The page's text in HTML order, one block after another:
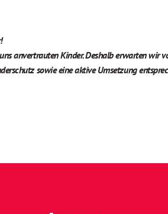
anvertrauten Kinder. Deshalb erwarten wir
sowie eine aktive Umsetzung